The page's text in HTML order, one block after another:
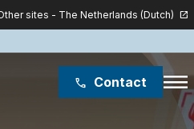
sites - The Netherlands (Dutch) open_in_new
phone Contact menu